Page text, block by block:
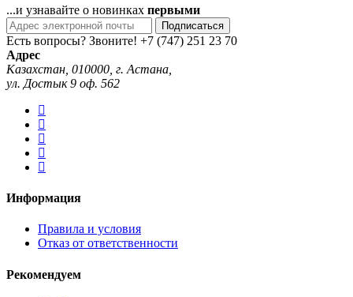
...и узнавайте о новинках первыми
Подписаться
Есть вопросы? Звоните! +7 (747) 251 23 70
Адрес
Казахстан, 010000, г. Астана,
ул. Достык 9 оф. 562
Информация
Правила и условия
Отказ от ответственности
Рекомендуем